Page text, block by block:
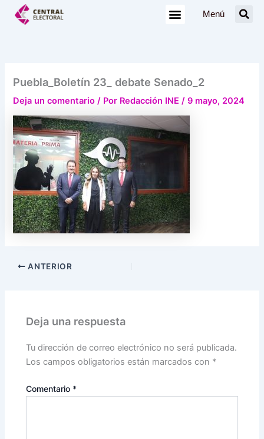
Menú
Puebla_Boletín 23_ debate Senado_2
Deja un comentario / Por Redacción INE/9 mayo, 2024
ANTERIOR
Deja una respuesta
Tu dirección de correo electrónico no será publicada.
Los campos obligatorios están marcados con *
Comentario *